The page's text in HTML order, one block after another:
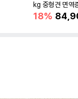
kg 중형견 면역
18%